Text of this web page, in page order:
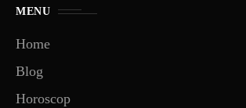
MENU
Home
Blog
Horoscop